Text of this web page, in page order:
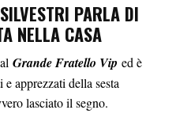
PARLA DI
NELLA CASA
Grande Fratello Vip ed è
apprezzati della sesta
lasciato il segno.